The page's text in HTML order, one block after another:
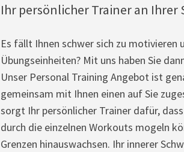
Ihr persönlicher Trainer an Ihrer
Es fällt Ihnen schwer sich zu motivieren
Übungseinheiten? Mit uns haben Sie
Unser Personal Training Angebot ist
gemeinsam mit Ihnen einen auf Sie
sorgt Ihr persönlicher Trainer dafür,
durch die einzelnen Workouts mogeln
Grenzen hinauswachsen. Ihr innerer